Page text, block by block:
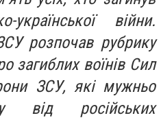
війни.
розпочав рубрику
загиблих воїнів Сил
ЗСУ, які мужньо
від російських